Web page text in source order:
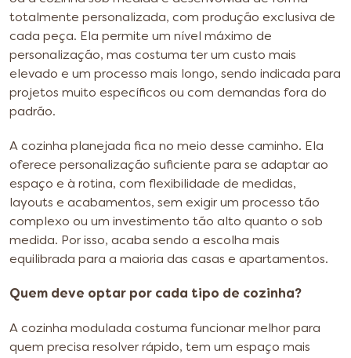
totalmente personalizada, com produção exclusiva de
cada peça. Ela permite um nível máximo de
personalização, mas costuma ter um custo mais
elevado e um processo mais longo, sendo indicada para
projetos muito específicos ou com demandas fora do
padrão.
A cozinha planejada fica no meio desse caminho. Ela
oferece personalização suficiente para se adaptar ao
espaço e à rotina, com flexibilidade de medidas,
layouts e acabamentos, sem exigir um processo tão
complexo ou um investimento tão alto quanto o sob
medida. Por isso, acaba sendo a escolha mais
equilibrada para a maioria das casas e apartamentos.
Quem deve optar por cada tipo de cozinha?
A cozinha modulada costuma funcionar melhor para
quem precisa resolver rápido, tem um espaço mais